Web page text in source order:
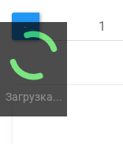
Загрузка...
-